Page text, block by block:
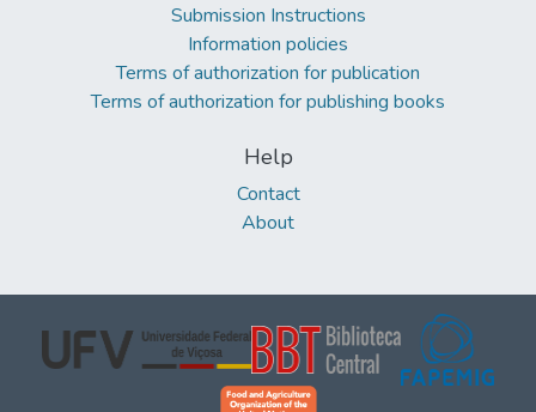
Submission Instructions
Information policies
Terms of authorization for publication
Terms of authorization for publishing books
Help
Contact
About